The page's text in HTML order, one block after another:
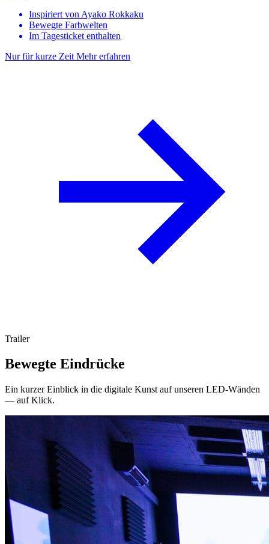
Inspiriert von Ayako Rokkaku
Bewegte Farbwelten
Im Tagesticket enthalten
Nur für kurze Zeit Mehr erfahren
Trailer
Bewegte Eindrücke
Ein kurzer Einblick in die digitale Kunst auf unseren LED-Wänden
— auf Klick.